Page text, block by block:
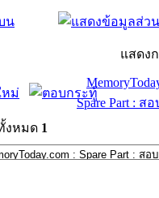
น
แสดง
Spare Part : ส
งหมด 1